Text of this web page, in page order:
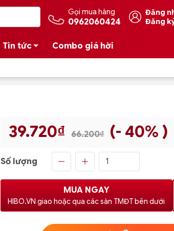
Gọi mua hàng
0962060424
Đăng
Đăng
Tin tức Combo giá hời
39.720₫ 66.200₫ (- 40% )
Số lượng
MUA NGAY
HIBO.VN giao hoặc qua các sàn TMĐT bên dưới